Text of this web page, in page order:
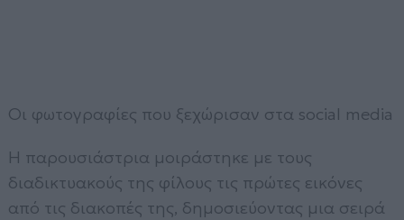
Οι φωτογραφίες που ξεχώρισαν στα social media
Η παρουσιάστρια μοιράστηκε με τους
διαδικτυακούς της φίλους τις πρώτες εικόνες
από τις διακοπές της, δημοσιεύοντας μια σειρά